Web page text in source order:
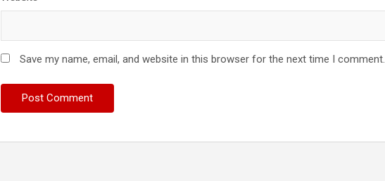
Save my name, email, and website in this browser for the next time I comment.